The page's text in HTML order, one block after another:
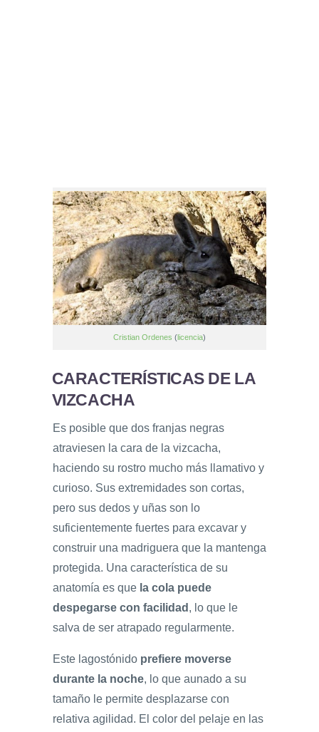
Cristian Ordenes (licencia)
CARACTERÍSTICAS DE LA
VIZCACHA
Es posible que dos franjas negras
atraviesen la cara de la vizcacha,
haciendo su rostro mucho más llamativo y
curioso. Sus extremidades son cortas,
pero sus dedos y uñas son lo
suficientemente fuertes para excavar y
construir una madriguera que la mantenga
protegida. Una característica de su
anatomía es que la cola puede
despegarse con facilidad , lo que le
salva de ser atrapado regularmente.
Este lagostónido prefiere moverse
durante la noche, lo que aunado a su
tamaño le permite desplazarse con
relativa agilidad. El color del pelaje en las